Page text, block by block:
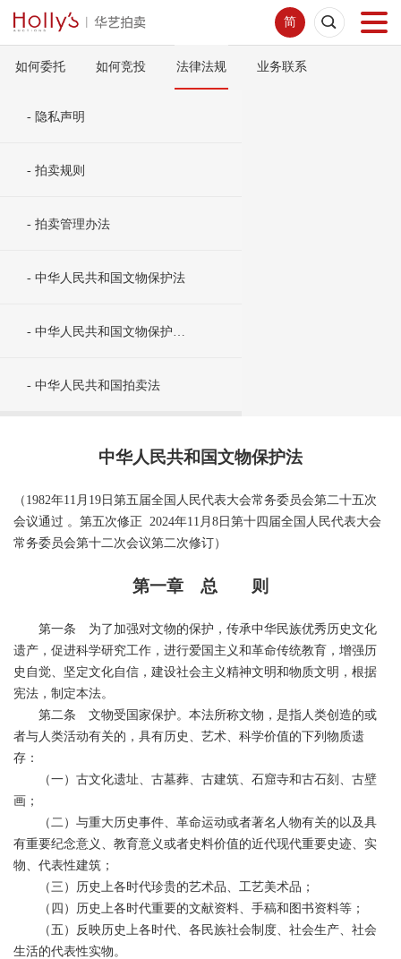
简
首页
拍卖预展
线下拍卖
网络拍卖
服务指南
新闻中心
关于我们
如何委托 如何竞投 法律法规 业务联系
- 隐私声明
- 拍卖规则
- 拍卖管理办法
- 中华人民共和国文物保护法
- 中华人民共和国文物保护法实施条例
- 中华人民共和国拍卖法
中华人民共和国文物保护法
（1982年11月19日第五届全国人民代表大会常务委员会第二十五次
会议通过 。第五次修正 2024年11月8日第十四届全国人民代表大会
常务委员会第十二次会议第二次修订）
第一章 总 则
第一条 为了加强对文物的保护，传承中华民族优秀历史文化
遗产，促进科学研究工作，进行爱国主义和革命传统教育，增强历
史自觉、坚定文化自信，建设社会主义精神文明和物质文明，根据
宪法，制定本法。
第二条 文物受国家保护。本法所称文物，是指人类创造的或
者与人类活动有关的，具有历史、艺术、科学价值的下列物质遗
存：
（一）古文化遗址、古墓葬、古建筑、石窟寺和古石刻、古壁
画；
（二）与重大历史事件、革命运动或者著名人物有关的以及具
有重要纪念意义、教育意义或者史料价值的近代现代重要史迹、实
物、代表性建筑；
（三）历史上各时代珍贵的艺术品、工艺美术品；
（四）历史上各时代重要的文献资料、手稿和图书资料等；
（五）反映历史上各时代、各民族社会制度、社会生产、社会
生活的代表性实物。